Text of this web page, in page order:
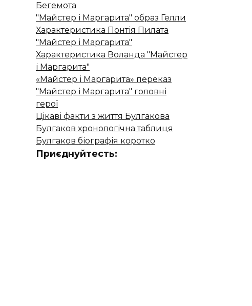
Бегемота
"Майстер і Маргарита" образ Гелли
Характеристика Понтія Пилата
"Майстер і Маргарита"
Характеристика Воланда "Майстер
і Маргарита"
«Майстер і Маргарита» переказ
"Майстер і Маргарита" головні
герої
Цікаві факти з життя Булгакова
Булгаков хронологічна таблиця
Булгаков біографія коротко
Приєднуйтесть: